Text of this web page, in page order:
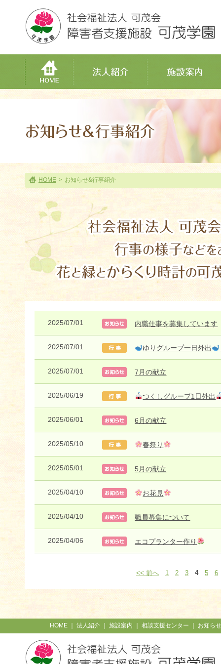
HOME > お知らせ&行事紹介
2025/07/01 内職仕事を募集しています
2025/07/01 ゆりグループ一日外出
2025/07/01 7月の献立
2025/06/19 つくしグループ1日外出
2025/06/01 6月の献立
2025/05/10 春祭り
2025/05/01 5月の献立
2025/04/10 お花見
2025/04/10 職員募集について
2025/04/06 エコプランター作り
<< 前へ 1 2 3 4 5 6
HOME 法人紹介 施設案内 相談支援センター お知ら